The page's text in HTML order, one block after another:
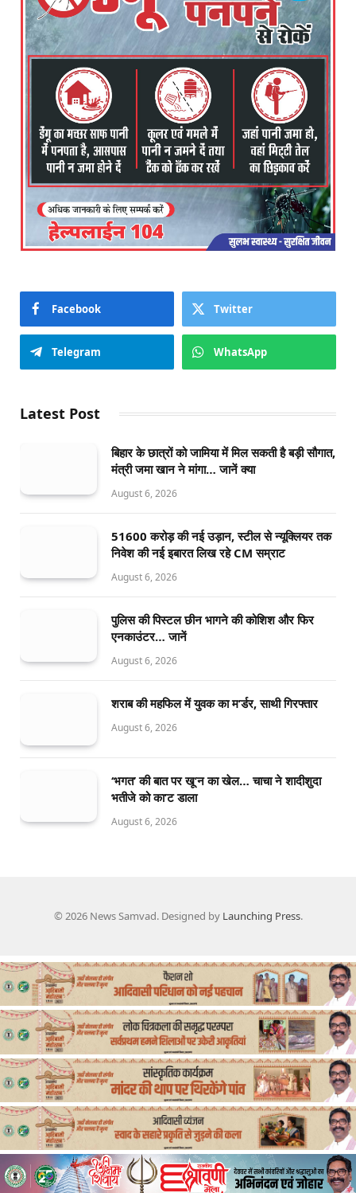
Facebook Twitter
Telegram WhatsApp
Latest Post
बिहार के छात्रों को जामिया में मिल सकती है बड़ी सौगात,
मंत्री जमा खान ने मांगा… जानें क्या
August 6, 2026
51600 करोड़ की नई उड़ान, स्टील से न्यूक्लियर तक
निवेश की नई इबारत लिख रहे CM सम्राट
August 6, 2026
पुलिस की पिस्टल छीन भागने की कोशिश और फिर
एनकाउंटर… जानें
August 6, 2026
शराब की महफिल में युवक का म’र्डर, साथी गिरफ्तार
August 6, 2026
‘भगत’ की बात पर खू’न का खेल… चाचा ने शादीशुदा
भतीजे को का’ट डाला
August 6, 2026
© 2026 News Samvad. Designed by Launching Press.